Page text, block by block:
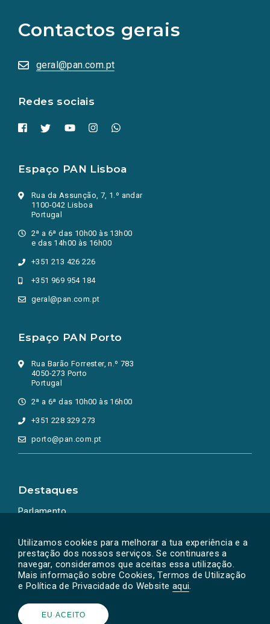
Utilizamos cookies para melhorar a tua experiência e a
prestação dos nossos serviços. Se continuares a
navegar, consideramos que aceitas essa utilização.
Mais informação sobre Cookies, Termos de Utilização
e Política de Privacidade do Website aqui.
EU ACEITO
Contactos gerais
geral@pan.com.pt
Redes sociais
redes
sociais
numa
nova
Espaço PAN Lisboa
Rua da Assunção, 7, 1.º andar
1100-042 Lisboa
Portugal
2ª a 6ª das 10h00 às 13h00
e das 14h00 às 16h00
+351 213 426 226
+351 969 954 184
geral@pan.com.pt
Espaço PAN Porto
Rua Barão Forrester, n.º 783
4050-273 Porto
Portugal
2ª a 6ª das 10h00 às 16h00
+351 228 329 273
porto@pan.com.pt
Destaques
Parlamento
Powered by © PAN 2026